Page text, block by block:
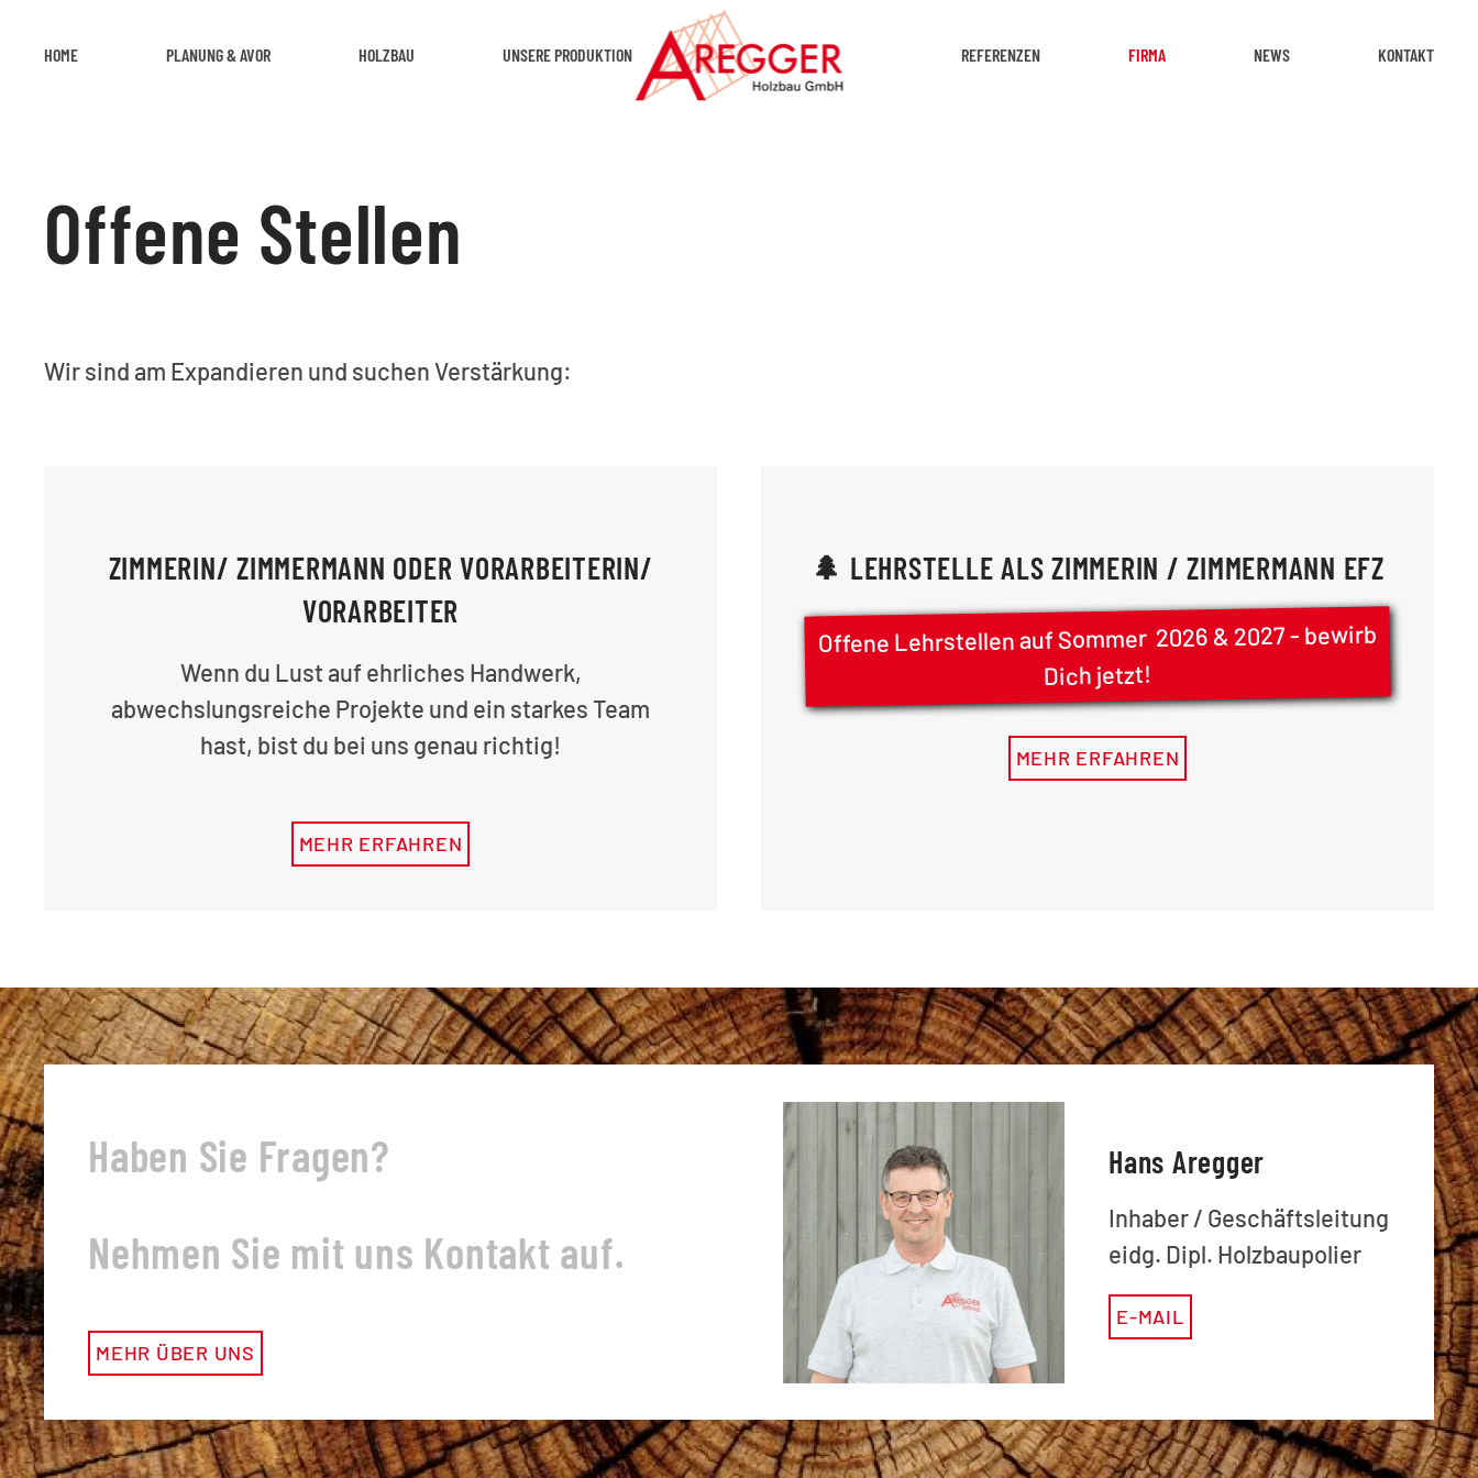
HOME PLANUNG & AVOR HOLZBAU UNSERE PRODUKTION REFERENZEN FIRMA NEWS KONTAKT
Offene Stellen
Wir sind am Expandieren und suchen Verstärkung:
ZIMMERIN/ ZIMMERMANN ODER VORARBEITERIN/
VORARBEITER
Wenn du Lust auf ehrliches Handwerk,
abwechslungsreiche Projekte und ein starkes Team
hast, bist du bei uns genau richtig!
MEHR ERFAHREN
🌲 LEHRSTELLE ALS ZIMMERIN / ZIMMERMANN EFZ
Offene Lehrstellen auf Sommer 2026 & 2027 - bewirb
Dich jetzt!
MEHR ERFAHREN
Haben Sie Fragen?
Nehmen Sie mit uns Kontakt auf.
MEHR ÜBER UNS
Hans Aregger
Inhaber / Geschäftsleitung
eidg. Dipl. Holzbaupolier
E-MAIL